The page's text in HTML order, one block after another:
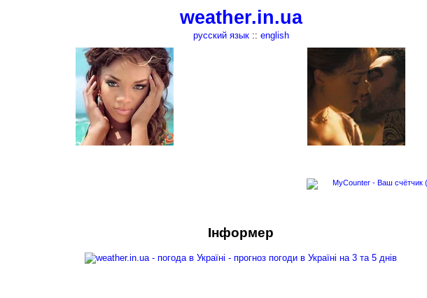
weather.in.ua
русский язык:: english
Інформер